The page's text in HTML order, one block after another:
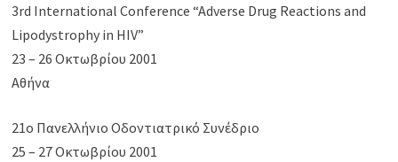
3rd International Conference “Adverse Drug Reactions and
Lipodystrophy in HIV”
23 – 26 Οκτωβρίου 2001
Αθήνα
21ο Πανελλήνιο Οδοντιατρικό Συνέδριο
25 – 27 Οκτωβρίου 2001